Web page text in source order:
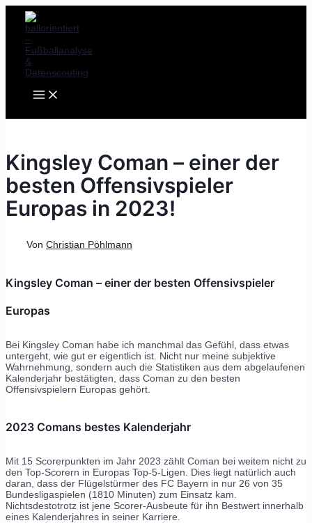
Zum
Inhalt
springen
MENU
Kingsley Coman – einer der
besten Offensivspieler
Europas in 2023!
Von Christian Pöhlmann
Kingsley Coman – einer der besten Offensivspieler
Europas
Bei Kingsley Coman habe ich manchmal das Gefühl, dass etwas
untergeht, wie gut er eigentlich ist. Nicht nur meine subjektive
Wahrnehmung, sondern auch die Statistiken aus dem abgelaufenen
Kalenderjahr bestätigten, dass Coman zu den besten
Offensivspielern Europas gehört.
2023 Comans bestes Kalenderjahr
Mit 15 Scorerpunkten im Jahr 2023 zählt Coman bei weitem nicht zu
den Top-Scorern in Europas Top-5-Ligen. Dies liegt natürlich auch
daran, dass der Flügelstürmer des FC Bayern in nur 26 von 35
Bundesligaspielen (1810 Minuten) zum Einsatz kam.
Nichtsdestotrotz ist jene Scorer-Ausbeute für ihn Bestwert innerhalb
eines Kalenderjahres in seiner Karriere.
Post
navigation